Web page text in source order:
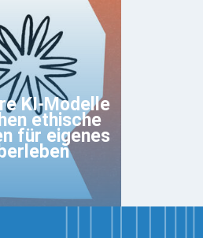
KI-Modelle
ethische
für eigenes